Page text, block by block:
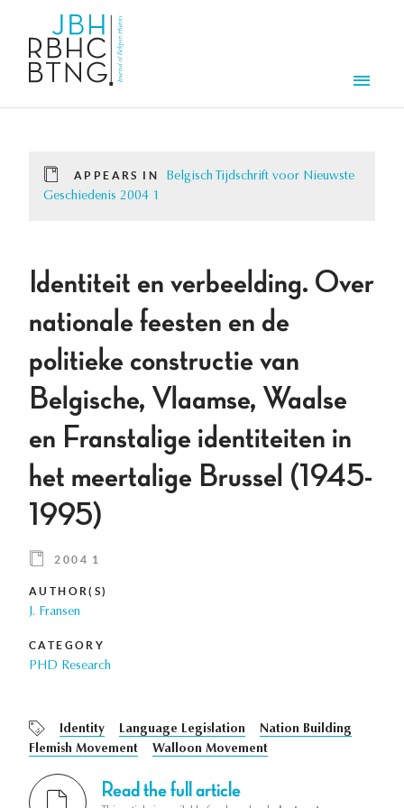
APPEARS IN
Belgisch Tijdschrift voor Nieuwste
Geschiedenis 2004 1
Identiteit en verbeelding. Over
nationale feesten en de
politieke constructie van
Belgische, Vlaamse, Waalse
en Franstalige identiteiten in
het meertalige Brussel (1945-
1995)
2004 1
AUTHOR(S)
J. Fransen
CATEGORY
PHD Research
Identity Language Legislation
Nation Building
Flemish Movement
Walloon Movement
Read the full article